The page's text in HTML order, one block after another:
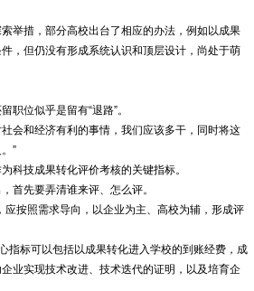
举措，部分高校出台了相应的办法，例如以成果
，但仍没有形成系统认识和顶层设计，尚处于萌
位似乎是留有“退路”。
会和经济有利的事情，我们应该多干，同时将这
”
科技成果转化评价考核的关键指标。
首先要弄清谁来评、怎么评。
按照需求导向，以企业为主、高校为辅，形成评
指标可以包括以成果转化进入学校的到账经费，成
业实现技术改进、技术迭代的证明，以及培育企